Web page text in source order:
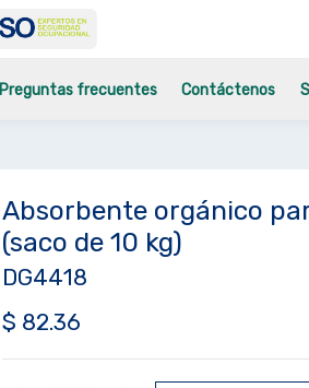
Preguntas frecuentes Contáctenos
Absorbente orgánico
(saco de 10 kg)
DG4418
$ 82.36